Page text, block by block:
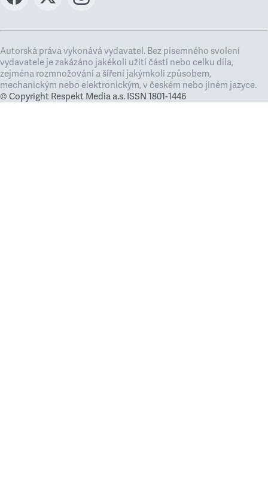
Autorská práva vykonává vydavatel. Bez písemného svolení
vydavatele je zakázáno jakékoli užití částí nebo celku díla,
zejména rozmnožování a šíření jakýmkoli způsobem,
mechanickým nebo elektronickým, v českém nebo jiném jazyce.
© Copyright Respekt Media a.s. ISSN 1801-1446